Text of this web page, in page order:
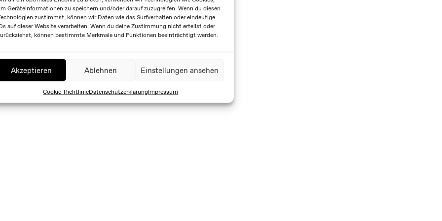
Geräteinformationen zu speichern und/oder darauf zuzugreifen. Wenn du diesen
zustimmst, können wir Daten wie das Surfverhalten oder eindeutige
auf dieser Website verarbeiten. Wenn du deine Zustimmung nicht erteilst oder
können bestimmte Merkmale und Funktionen beeinträchtigt werden.
Akzeptieren Ablehnen Einstellungen ansehen
Cookie-RichtlinieDatenschutzerklärungImpressum